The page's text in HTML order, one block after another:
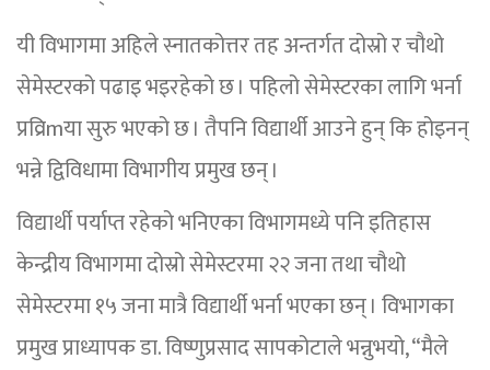
यी विभागमा अहिले स्नातकोत्तर तह अन्तर्गत दोस्रो र चौथो
सेमेस्टरको पढाइ भइरहेको छ । पहिलो सेमेस्टरका लागि भर्ना
प्रव्रिmया सुरु भएको छ । तैपनि विद्यार्थी आउने हुन् कि होइनन्
भन्ने द्विविधामा विभागीय प्रमुख छन् ।
विद्यार्थी पर्याप्त रहेको भनिएका विभागमध्ये पनि इतिहास
केन्द्रीय विभागमा दोस्रो सेमेस्टरमा २२ जना तथा चौथो
सेमेस्टरमा १५ जना मात्रै विद्यार्थी भर्ना भएका छन् । विभागका
प्रमुख प्राध्यापक डा. विष्णुप्रसाद सापकोटाले भन्नुभयो, “मैले